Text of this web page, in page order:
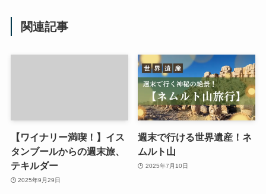
関連記事
【ワイナリー満喫！】イス
タンブールからの週末旅、
テキルダー
2025年9月29日
週末で行ける世界遺産！ネ
ムルト山
2025年7月10日